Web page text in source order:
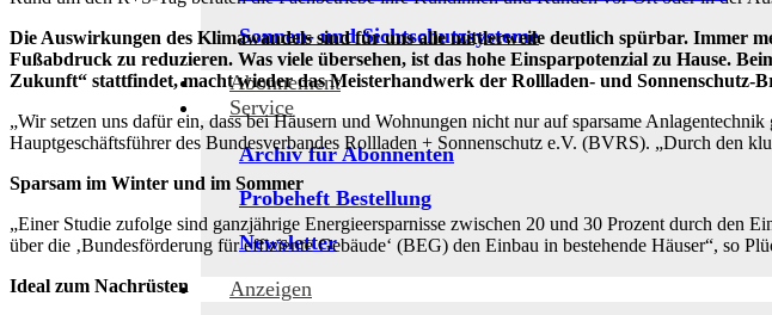
Sonnen- und Sichtschutzsysteme
Abonnement
Service
Archiv für Abonnenten
Probeheft Bestellung
Newsletter
Anzeigen
Die Auswirkungen des Klimawandels sind für uns alle mittlerweile deutlich spürbar. Immer
Fußabdruck zu reduzieren. Was viele übersehen, ist das hohe Einsparpotenzial zu Hause.
Zukunft“ stattfindet, macht wieder das Meisterhandwerk der Rollladen- und Sonnenschutz-
„Wir setzen uns dafür ein, dass bei Häusern und Wohnungen nicht nur auf sparsame
Hauptgeschäftsführer des Bundesverbandes Rollladen + Sonnenschutz e.V. (BVRS). „Durch den
Sparsam im Winter und im Sommer
„Einer Studie zufolge sind ganzjährige Energieersparnisse zwischen 20 und 30 Prozent durch den
über die ‚Bundesförderung für effiziente Gebäude‘ (BEG) den Einbau in bestehende Häuser“, so
Ideal zum Nachrüsten